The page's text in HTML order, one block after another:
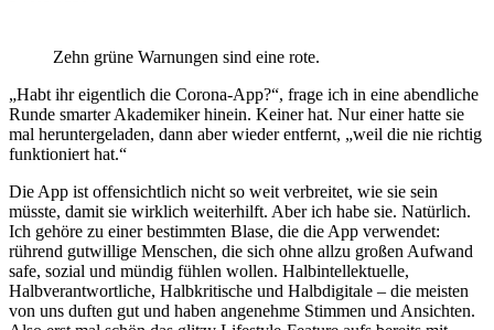
Zehn grüne Warnungen sind eine rote.
„Habt ihr eigentlich die Corona-App?“, frage ich in eine abendliche
Runde smarter Akademiker hinein. Keiner hat. Nur einer hatte sie
mal heruntergeladen, dann aber wieder entfernt, „weil die nie richtig
funktioniert hat.“
Die App ist offensichtlich nicht so weit verbreitet, wie sie sein
müsste, damit sie wirklich weiterhilft. Aber ich habe sie. Natürlich.
Ich gehöre zu einer bestimmten Blase, die die App verwendet:
rührend gutwillige Menschen, die sich ohne allzu großen Aufwand
safe, sozial und mündig fühlen wollen. Halbintellektuelle,
Halbverantwortliche, Halbkritische und Halbdigitale – die meisten
von uns duften gut und haben angenehme Stimmen und Ansichten.